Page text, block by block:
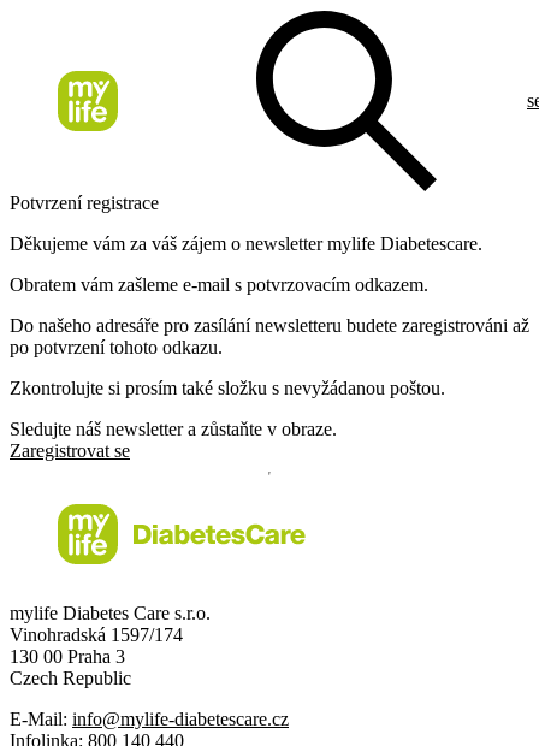
Potvrzení registrace
Děkujeme vám za váš zájem o newsletter mylife Diabetescare.
Obratem vám zašleme e-mail s potvrzovacím odkazem.
Do našeho adresáře pro zasílání newsletteru budete zaregistrováni až
po potvrzení tohoto odkazu.
Zkontrolujte si prosím také složku s nevyžádanou poštou.
Sledujte náš newsletter a zůstaňte v obraze.
Zaregistrovat se
mylife Diabetes Care s.r.o.
Vinohradská 1597/174
130 00 Praha 3
Czech Republic
E-Mail: info@mylife-diabetescare.cz
Infolinka: 800 140 440